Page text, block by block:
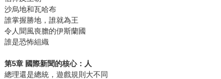
沙烏地和瓦哈布
誰掌握勝地，誰就為王
令人聞風喪膽的伊斯蘭國
誰是恐怖組織
第5章 國際新聞的核心：人
總理還是總統，遊戲規則大不同